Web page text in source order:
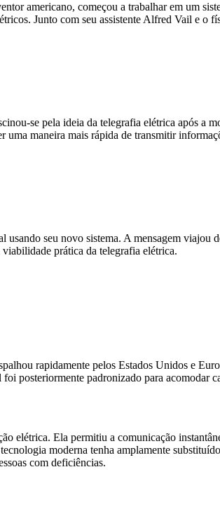
americano, começou a trabalhar em um
Junto com seu assistente Alfred Vail e
se pela ideia da telegrafia elétrica após a
uma maneira mais rápida de transmitir
seu novo sistema. A mensagem
prática da telegrafia elétrica.
rapidamente pelos Estados Unidos e
posteriormente padronizado para acomodar
elétrica. Ela permitiu a comunicação
moderna tenha amplamente
com deficiências.